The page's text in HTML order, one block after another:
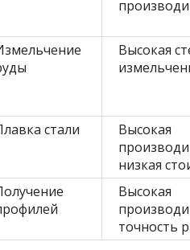
Высокая
стали
Высокая
низкая
Высокая
точность